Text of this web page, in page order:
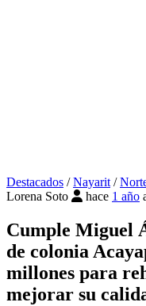
Destacados /Nayarit/
Lorena Soto
hace 1 año
Cumple Miguel
de colonia
millones para
mejorar su